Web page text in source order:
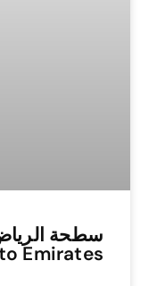
سطحة
Emirates